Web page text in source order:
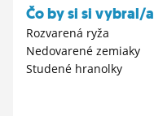
Čo by si si vybral/a
Rozvarená ryža
Nedovarené zemiaky
Studené hranolky